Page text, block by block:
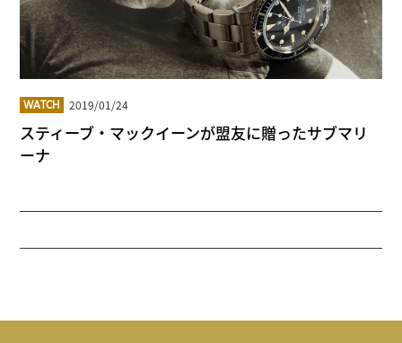
WATCH 2019/01/24
スティーブ・マックイーンが盟友に贈ったサブマリ
ーナ